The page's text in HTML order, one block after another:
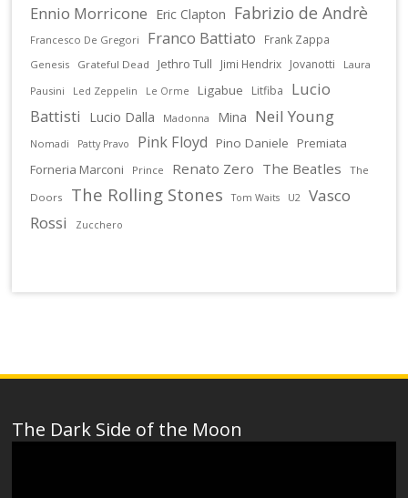
Ennio Morricone Eric Clapton Fabrizio de Andrè
Francesco De Gregori Franco Battiato Frank Zappa
Genesis Grateful Dead Jethro Tull Jimi Hendrix Jovanotti
Laura
Pausini
Led Zeppelin Le Orme Ligabue Litfiba
Lucio
Battisti
Lucio Dalla Madonna Mina Neil Young
Nomadi Patty Pravo Pink Floyd Pino Daniele
Premiata
Forneria Marconi
Prince Renato Zero The Beatles
The
Doors
The Rolling Stones Tom Waits U2
Vasco
Rossi
Zucchero
The Dark Side of the Moon